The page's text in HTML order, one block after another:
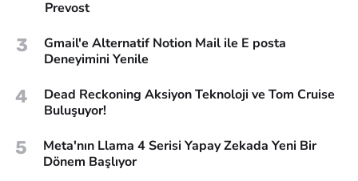
Prevost
3
Gmail'e Alternatif Notion Mail ile E posta
Deneyimini Yenile
4
Dead Reckoning Aksiyon Teknoloji ve Tom Cruise
Buluşuyor!
5
Meta'nın Llama 4 Serisi Yapay Zekada Yeni Bir
Dönem Başlıyor